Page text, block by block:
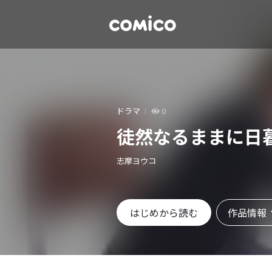
ドラマ 0
徒然なるままに日
志摩ヨウコ
はじめから読む 作品情報